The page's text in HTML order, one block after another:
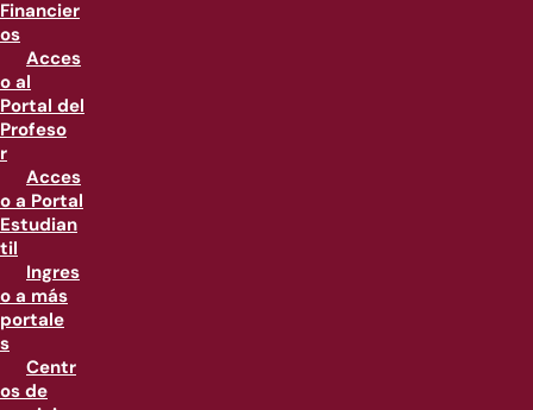
Financier
os
Acces
o al
Portal del
Profeso
r
Acces
o a Portal
Estudian
til
Ingres
o a más
portale
s
Centr
os de